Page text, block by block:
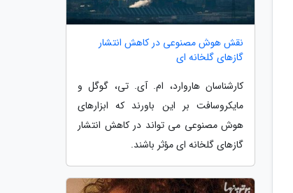
نقش هوش مصنوعی در کاهش انتشار
گازهای گلخانه ای
کارشناسان هاروارد، ام. آی. تی، گوگل و
مایکروسافت بر این باورند که ابزارهای
هوش مصنوعی می تواند در کاهش انتشار
گازهای گلخانه ای مؤثر باشند.